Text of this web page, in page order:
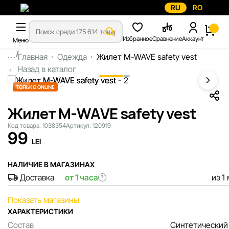
RU RO
Меню ИзбранноеСравнениеАккаунт
...Главная Одежда
Жилет M-WAVE safety vest
Назад в каталог
ТОЛЬКО ONLINE
Жилет M-WAVE safety vest
Код товара: 1038354Артикул: 120919
99 LEI
НАЛИЧИЕ В МАГАЗИНАХ
Доставка от 1 часа ? из 1
Показать магазины
ХАРАКТЕРИСТИКИ
Состав